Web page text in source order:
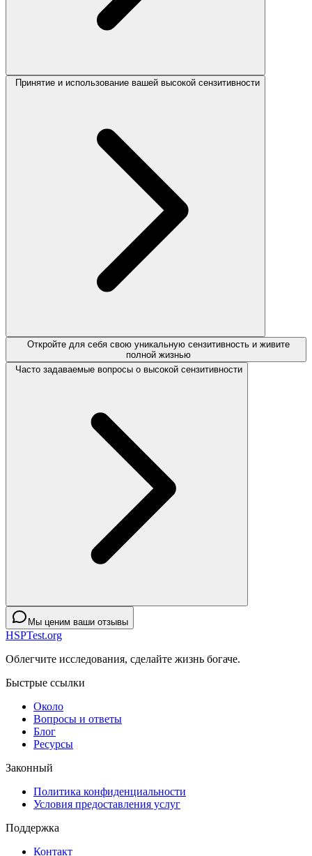
Принятие и использование вашей высокой сензитивности
Откройте для себя свою уникальную сензитивность и живите
полной жизнью
Часто задаваемые вопросы о высокой сензитивности
Мы ценим ваши отзывы
HSPTest.org
Облегчите исследования, сделайте жизнь богаче.
Быстрые ссылки
Около
Вопросы и ответы
Блог
Ресурсы
Законный
Политика конфиденциальности
Условия предоставления услуг
Поддержка
Контакт